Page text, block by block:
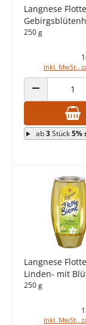
Langnese
250 g
inkl. MwSt.,
ANZAHL
ab3Stück5%
Langnese
Linden- mit
250 g
inkl. MwSt.,